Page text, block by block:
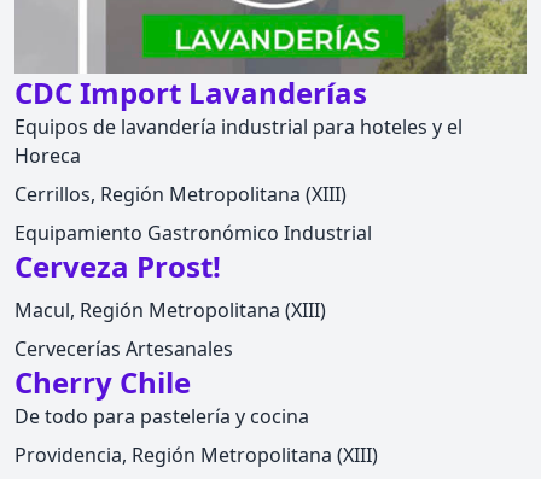
CDC Import Lavanderías
Equipos de lavandería industrial para hoteles y el
Horeca
Cerrillos, Región Metropolitana (XIII)
Equipamiento Gastronómico Industrial
Cerveza Prost!
Macul, Región Metropolitana (XIII)
Cervecerías Artesanales
Cherry Chile
De todo para pastelería y cocina
Providencia, Región Metropolitana (XIII)